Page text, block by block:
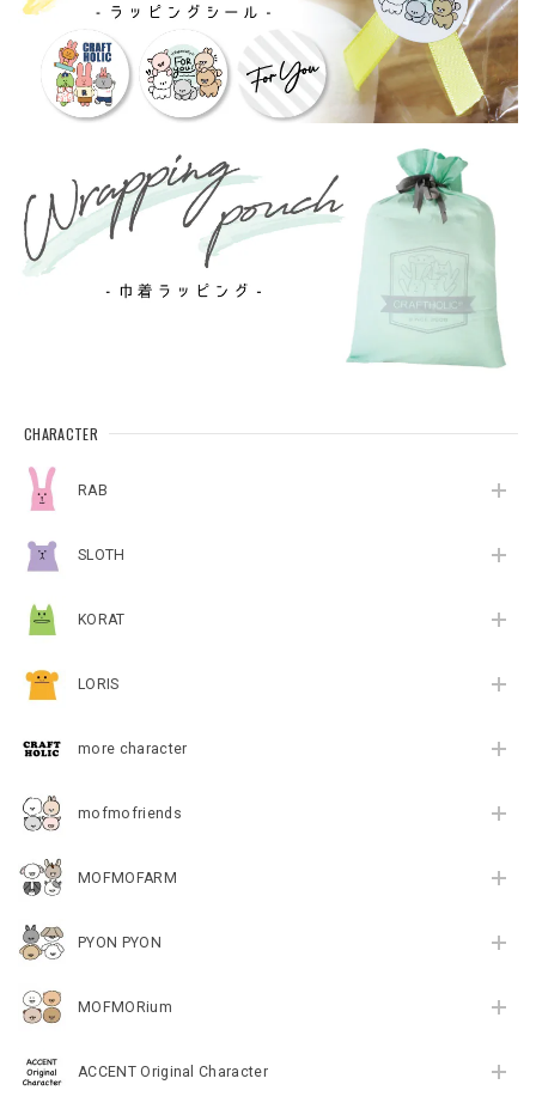
CHARACTER
RAB
SLOTH
KORAT
LORIS
more character
mofmofriends
MOFMOFARM
PYON PYON
MOFMORium
ACCENT Original Character